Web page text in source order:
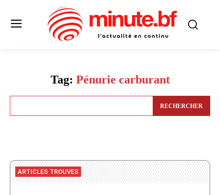
Tag: Pénurie carburant
RECHERCHER
ARTICLES TROUVES